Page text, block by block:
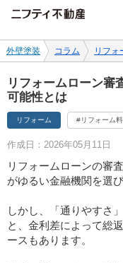
外壁塗装 コラム リフォ
リフォームローン審
可能性とは
リフォーム #リフォーム
作成日：2026年05月11日
リフォームローンの審
がゆるい金融機関を選
しかし、「通りやすさ
と、金利差によって総
ースもあります。